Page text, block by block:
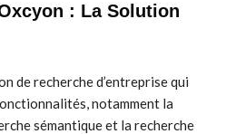
: La Solution
de recherche d’entreprise qui
notamment la
sémantique et la recherche